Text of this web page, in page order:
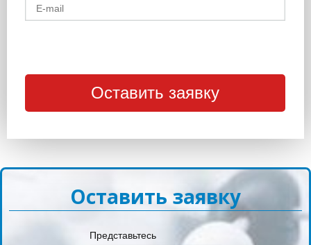
Оставить заявку
Представьтесь